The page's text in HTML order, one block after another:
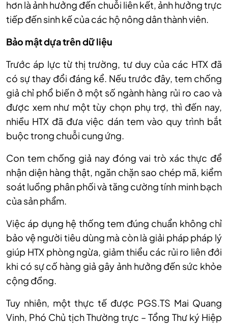
hơn là ảnh hưởng đến chuỗi liên kết, ảnh hưởng trực
tiếp đến sinh kế của các hộ nông dân thành viên.
Bảo mật dựa trên dữ liệu
Trước áp lực từ thị trường, tư duy của các HTX đã
có sự thay đổi đáng kể. Nếu trước đây, tem chống
giả chỉ phổ biến ở một số ngành hàng rủi ro cao và
được xem như một tùy chọn phụ trợ, thì đến nay,
nhiều HTX đã đưa việc dán tem vào quy trình bắt
buộc trong chuỗi cung ứng.
Con tem chống giả nay đóng vai trò xác thực để
nhận diện hàng thật, ngăn chặn sao chép mã, kiểm
soát luồng phân phối và tăng cường tính minh bạch
của sản phẩm.
Việc áp dụng hệ thống tem đúng chuẩn không chỉ
bảo vệ người tiêu dùng mà còn là giải pháp pháp lý
giúp HTX phòng ngừa, giảm thiểu các rủi ro liên đới
khi có sự cố hàng giả gây ảnh hưởng đến sức khỏe
cộng đồng.
Tuy nhiên, một thực tế được PGS.TS Mai Quang
Vinh, Phó Chủ tịch Thường trực – Tổng Thư ký Hiệp